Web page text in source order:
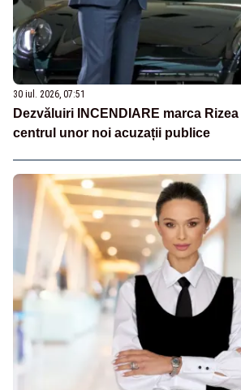
30 iul. 2026, 07:51
Dezvăluiri INCENDIARE marca
centrul unor noi acuzații publice